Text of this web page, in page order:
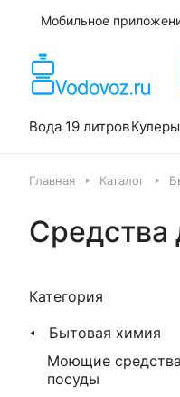
Мобильное
Вода 19 литров
Главная Каталог
Средства
Категория
Бытовая химия
Моющие
посуды